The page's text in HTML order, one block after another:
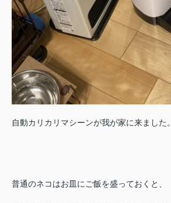
自動カリカリマシーンが我が家に来ました。
普通のネコはお皿にご飯を盛っておくと、